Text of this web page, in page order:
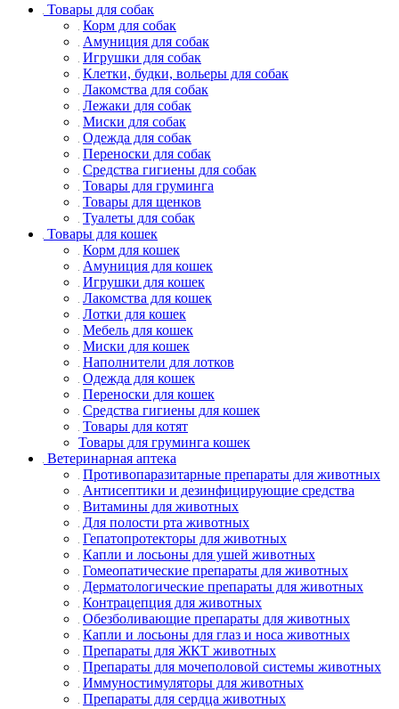
Товары для собак
Корм для собак
Амуниция для собак
Игрушки для собак
Клетки, будки, вольеры для собак
Лакомства для собак
Лежаки для собак
Миски для собак
Одежда для собак
Переноски для собак
Средства гигиены для собак
Товары для груминга
Товары для щенков
Туалеты для собак
Товары для кошек
Корм для кошек
Амуниция для кошек
Игрушки для кошек
Лакомства для кошек
Лотки для кошек
Мебель для кошек
Миски для кошек
Наполнители для лотков
Одежда для кошек
Переноски для кошек
Средства гигиены для кошек
Товары для котят
Товары для груминга кошек
Ветеринарная аптека
Противопаразитарные препараты для животных
Антисептики и дезинфицирующие средства
Витамины для животных
Для полости рта животных
Гепатопротекторы для животных
Капли и лосьоны для ушей животных
Гомеопатические препараты для животных
Дерматологические препараты для животных
Контрацепция для животных
Обезболивающие препараты для животных
Капли и лосьоны для глаз и носа животных
Препараты для ЖКТ животных
Препараты для мочеполовой системы животных
Иммуностимуляторы для животных
Препараты для сердца животных